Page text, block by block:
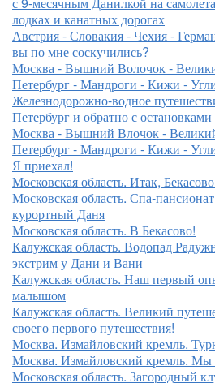
лодках и канатных дорогах
Австрия - Словакия - Чехия -
вы по мне соскучились?
Москва - Вышний Волочок -
Петербург - Мандроги - Кижи -
Железнодорожно-водное
Петербург и обратно с остановками
Москва - Вышний Влочок -
Петербург - Мандроги - Кижи -
Я приехал!
Московская область. Итак,
Московская область. Спа-
курортный Даня
Московская область. В Бекасово!
Калужская область. Водопад
экстрим у Дани и Вани
Калужская область. Наш первый
малышом
Калужская область. Великий
своего первого путешествия!
Москва. Измайловский кремль.
Москва. Измайловский кремль. Мы
Московская область. Загородный